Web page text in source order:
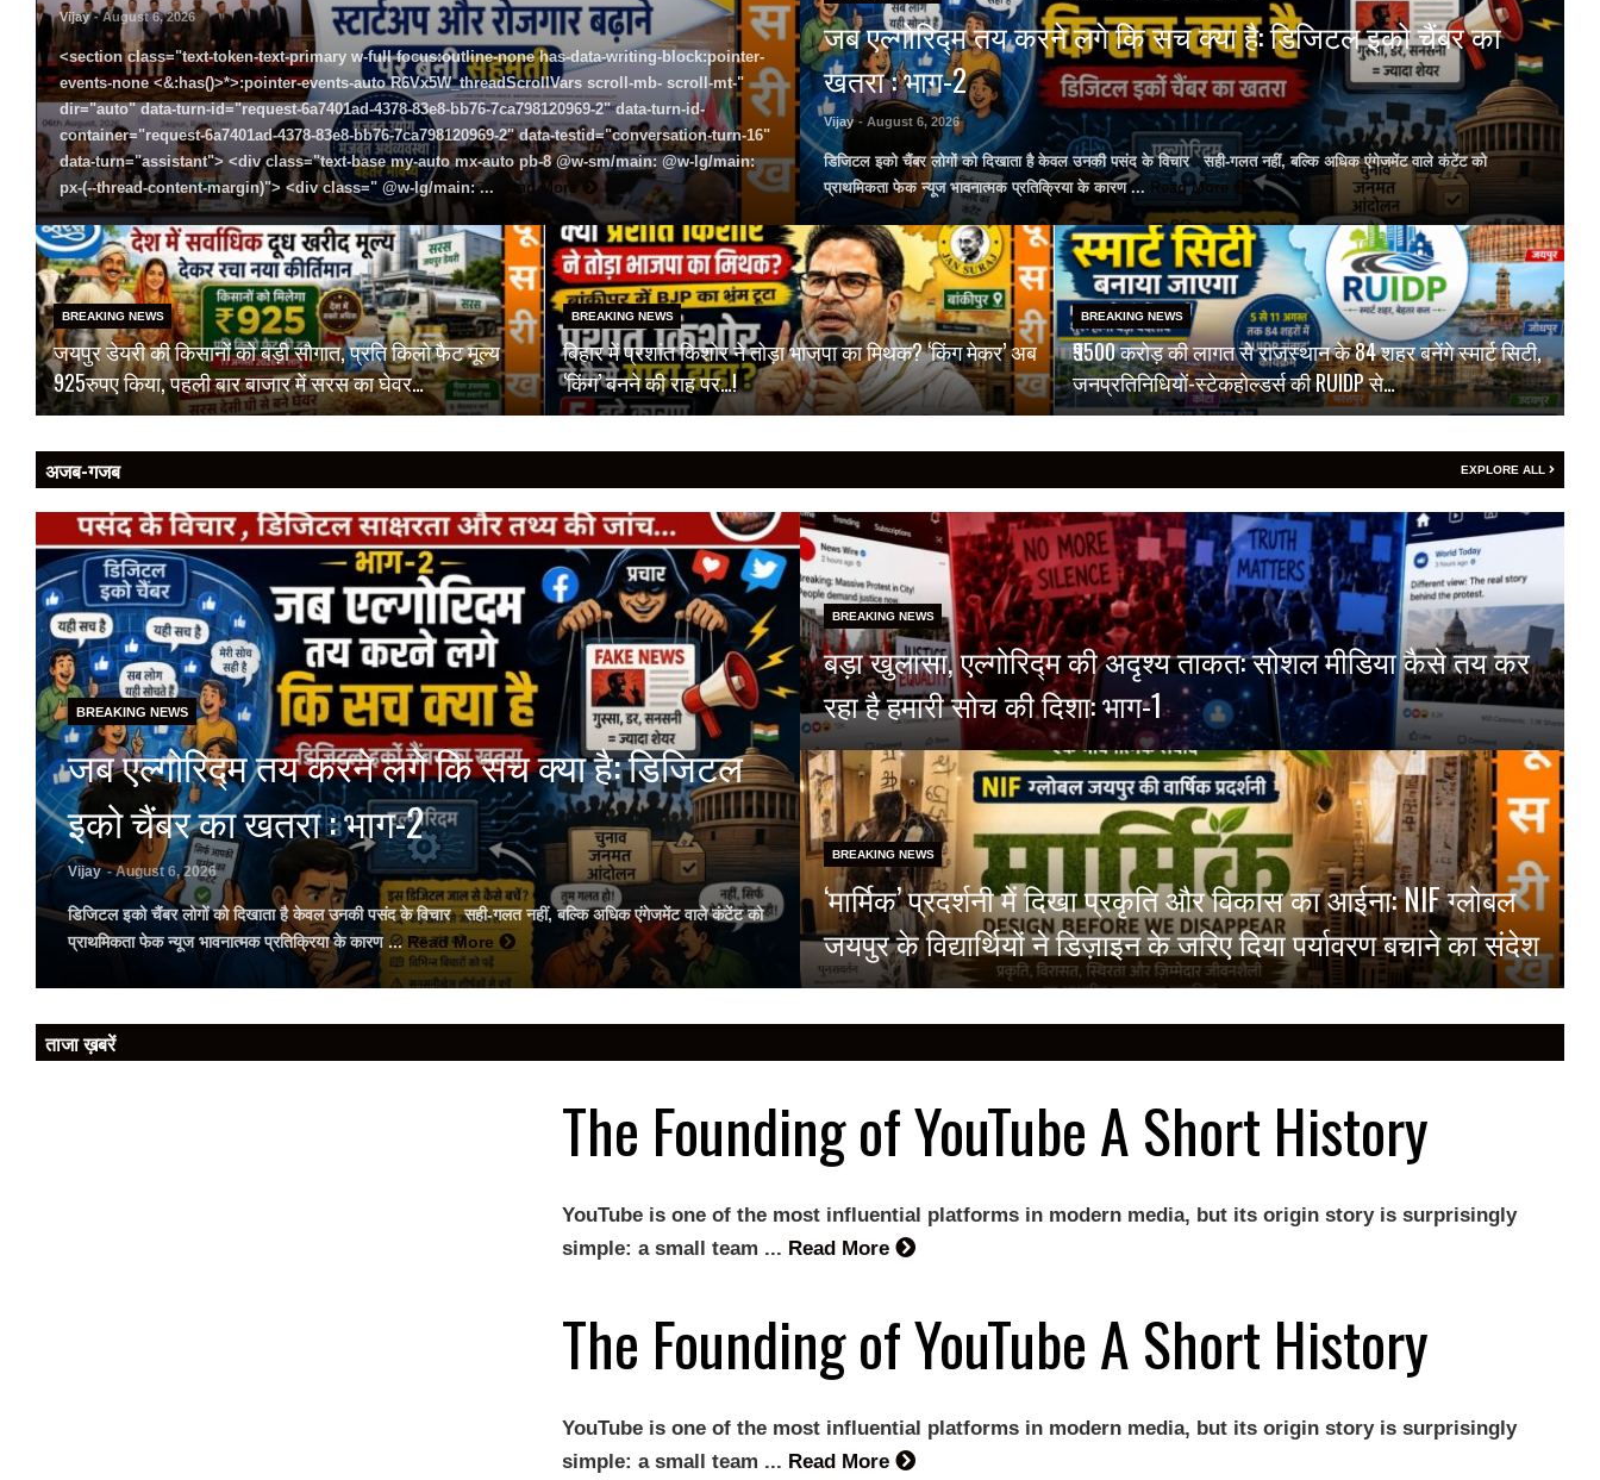
Vijay - August 6, 2026
<section class="text-token-text-primary w-full focus:outline-none has-data-writing-block:pointer-
events-none <&:has()>*>:pointer-events-auto R6Vx5W_threadScrollVars scroll-mb- scroll-mt-"
dir="auto" data-turn-id="request-6a7401ad-4378-83e8-bb76-7ca798120969-2" data-turn-id-
container="request-6a7401ad-4378-83e8-bb76-7ca798120969-2" data-testid="conversation-turn-16"
data-turn="assistant"> <div class="text-base my-auto mx-auto pb-8 @w-sm/main: @w-lg/main:
px-(--thread-content-margin)"> <div class=" @w-lg/main: ...
Read More
जब एल्गोरिद्म तय करने लगे कि सच क्या है: डिजिटल इको चैंबर का
खतरा : भाग-2
Vijay - August 6, 2026
डिजिटल इको चैंबर लोगों को दिखाता है केवल उनकी पसंद के विचार सही-गलत नहीं, बल्कि अधिक एंगेजमेंट वाले कंटेंट को
प्राथमिकता फेक न्यूज भावनात्मक प्रतिक्रिया के कारण ... Read More
BREAKING NEWS
जयपुर डेयरी की किसानों को बड़ी सौगात, प्रति किलो फैट मूल्य
925रुपए किया, पहली बार बाजार में सरस का घेवर…
BREAKING NEWS
बिहार में प्रशांत किशोर ने तोड़ा भाजपा का मिथक? ‘किंग मेकर’ अब
‘किंग’ बनने की राह पर…!
BREAKING NEWS
₹9500 करोड़ की लागत से राजस्थान के 84 शहर बनेंगे स्मार्ट सिटी,
जनप्रतिनिधियों-स्टेकहोल्डर्स की RUIDP से…
अजब-गजब EXPLORE ALL
BREAKING NEWS
जब एल्गोरिद्म तय करने लगे कि सच क्या है: डिजिटल
इको चैंबर का खतरा : भाग-2
Vijay - August 6, 2026
डिजिटल इको चैंबर लोगों को दिखाता है केवल उनकी पसंद के विचार सही-गलत नहीं, बल्कि अधिक एंगेजमेंट वाले कंटेंट को
प्राथमिकता फेक न्यूज भावनात्मक प्रतिक्रिया के कारण ... Read More
BREAKING NEWS
बड़ा खुलासा, एल्गोरिद्म की अदृश्य ताकत: सोशल मीडिया कैसे तय कर
रहा है हमारी सोच की दिशा: भाग-1
BREAKING NEWS
‘मार्मिक’ प्रदर्शनी में दिखा प्रकृति और विकास का आईना: NIF ग्लोबल
जयपुर के विद्यार्थियों ने डिज़ाइन के जरिए दिया पर्यावरण बचाने का संदेश
ताजा ख़बरें
The Founding of YouTube A Short History
YouTube is one of the most influential platforms in modern media, but its origin story is surprisingly
simple: a small team ... Read More
The Founding of YouTube A Short History
YouTube is one of the most influential platforms in modern media, but its origin story is surprisingly
simple: a small team ... Read More